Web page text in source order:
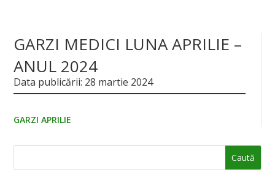
GARZI MEDICI LUNA APRILIE –
ANUL 2024
Data publicării: 28 martie 2024
GARZI APRILIE